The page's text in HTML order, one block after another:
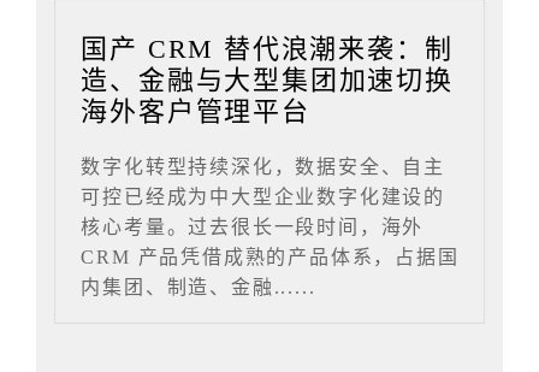
国产 CRM 替代浪潮来袭：制
造、金融与大型集团加速切换
海外客户管理平台
数字化转型持续深化，数据安全、自主
可控已经成为中大型企业数字化建设的
核心考量。过去很长一段时间，海外
CRM 产品凭借成熟的产品体系，占据国
内集团、制造、金融......